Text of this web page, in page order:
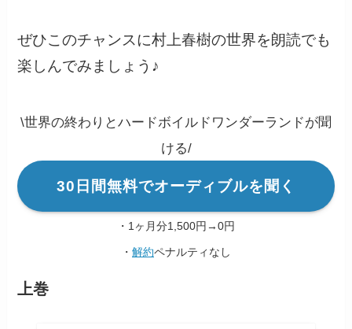
ぜひこのチャンスに村上春樹の世界を朗読でも
楽しんでみましょう♪
\世界の終わりとハードボイルドワンダーランドが聞
ける/
30日間無料でオーディブルを聞く
・1ヶ月分1,500円→0円
・ 解約ペナルティなし
上巻